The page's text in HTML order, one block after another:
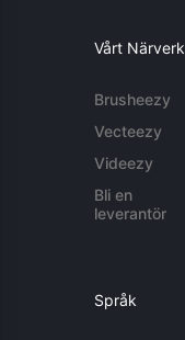
Vårt Närverk
Brusheezy
Vecteezy
Videezy
Bli en
leverantör
Språk